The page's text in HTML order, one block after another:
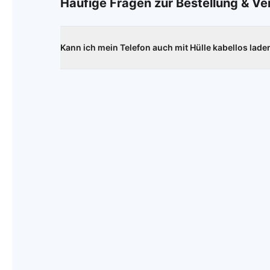
Häufige Fragen zur Bestellung &
Kann ich mein Telefon auch mit Hülle kabellos